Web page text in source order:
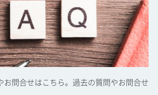
お問合せはこちら。過去の質問やお問合せ